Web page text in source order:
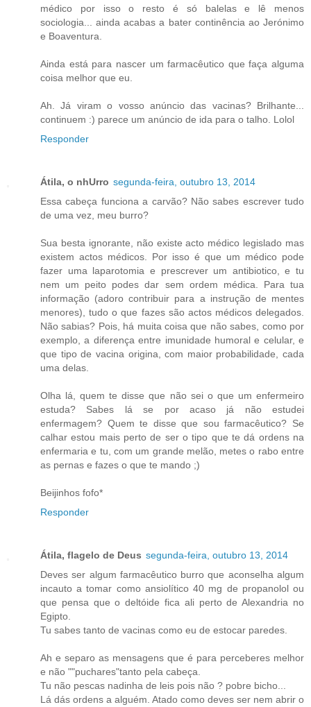
médico por isso o resto é só balelas e lê menos
sociologia... ainda acabas a bater continência ao Jerónimo
e Boaventura.
Ainda está para nascer um farmacêutico que faça alguma
coisa melhor que eu.
Ah. Já viram o vosso anúncio das vacinas? Brilhante...
continuem :) parece um anúncio de ida para o talho. Lolol
Responder
Átila, o nhUrro segunda-feira, outubro 13, 2014
Essa cabeça funciona a carvão? Não sabes escrever tudo
de uma vez, meu burro?
Sua besta ignorante, não existe acto médico legislado mas
existem actos médicos. Por isso é que um médico pode
fazer uma laparotomia e prescrever um antibiotico, e tu
nem um peito podes dar sem ordem médica. Para tua
informação (adoro contribuir para a instrução de mentes
menores), tudo o que fazes são actos médicos delegados.
Não sabias? Pois, há muita coisa que não sabes, como por
exemplo, a diferença entre imunidade humoral e celular, e
que tipo de vacina origina, com maior probabilidade, cada
uma delas.
Olha lá, quem te disse que não sei o que um enfermeiro
estuda? Sabes lá se por acaso já não estudei
enfermagem? Quem te disse que sou farmacêutico? Se
calhar estou mais perto de ser o tipo que te dá ordens na
enfermaria e tu, com um grande melão, metes o rabo entre
as pernas e fazes o que te mando ;)
Beijinhos fofo*
Responder
Átila, flagelo de Deus segunda-feira, outubro 13, 2014
Deves ser algum farmacêutico burro que aconselha algum
incauto a tomar como ansiolítico 40 mg de propanolol ou
que pensa que o deltóide fica ali perto de Alexandria no
Egipto.
Tu sabes tanto de vacinas como eu de estocar paredes.
Ah e separo as mensagens que é para perceberes melhor
e não ""puchares"tanto pela cabeça.
Tu não pescas nadinha de leis pois não ? pobre bicho...
Lá dás ordens a alguém. Atado como deves ser nem abrir o